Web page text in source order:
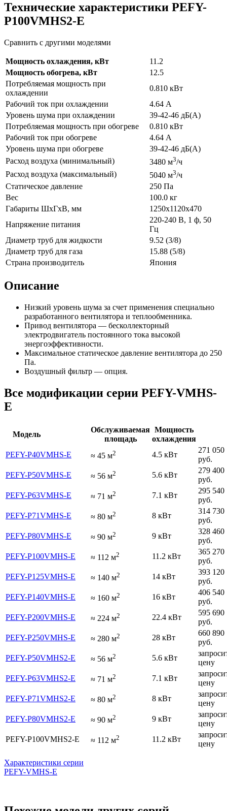
Технические характеристики PEFY-
P100VMHS2-E
Сравнить с другими моделями
Мощность охлаждения, кВт
11.2
Мощность обогрева, кВт
12.5
Потребляемая мощность при
охлаждении
0.810 кВт
Рабочий ток при охлаждении
4.64 А
Уровень шума при охлаждении
39-42-46 дБ(А)
Потребляемая мощность при обогреве
0.810 кВт
Рабочий ток при обогреве
4.64 А
Уровень шума при обогреве
39-42-46 дБ(А)
Расход воздуха (минимальный)
3480 м3/ч
Расход воздуха (максимальный)
5040 м3/ч
Статическое давление
250 Па
Вес
100.0 кг
Габариты ШхГхВ, мм
1250x1120x470
Напряжение питания
220-240 В, 1 ф, 50
Гц
Диаметр труб для жидкости
9.52 (3/8)
Диаметр труб для газа
15.88 (5/8)
Страна производитель
Япония
Описание
Низкий уровень шума за счет применения специально
разработанного вентилятора и теплообменника.
Привод вентилятора — бесколлекторный
электродвигатель постоянного тока высокой
энергоэффективности.
Максимальное статическое давление вентилятора до 250
Па.
Воздушный фильтр — опция.
Все модификации серии PEFY-VMHS-
E
Модель
Обслуживаемая
площадь
Мощность
охлаждения
PEFY-P40VMHS-E
≈ 45 м2 4.5 кВт
271 050
руб.
PEFY-P50VMHS-E
≈ 56 м2 5.6 кВт
279 400
руб.
PEFY-P63VMHS-E
≈ 71 м2 7.1 кВт
295 540
руб.
PEFY-P71VMHS-E
≈ 80 м2 8 кВт
314 730
руб.
PEFY-P80VMHS-E
≈ 90 м2 9 кВт
328 460
руб.
PEFY-P100VMHS-E
≈ 112 м2 11.2 кВт
365 270
руб.
PEFY-P125VMHS-E
≈ 140 м2 14 кВт
393 120
руб.
PEFY-P140VMHS-E
≈ 160 м2 16 кВт
406 540
руб.
PEFY-P200VMHS-E
≈ 224 м2 22.4 кВт
595 690
руб.
PEFY-P250VMHS-E
≈ 280 м2 28 кВт
660 890
руб.
PEFY-P50VMHS2-E
≈ 56 м2 5.6 кВт
цену
PEFY-P63VMHS2-E
≈ 71 м2 7.1 кВт
цену
PEFY-P71VMHS2-E
≈ 80 м2 8 кВт
цену
PEFY-P80VMHS2-E
≈ 90 м2 9 кВт
цену
PEFY-P100VMHS2-E
≈ 112 м2 11.2 кВт
цену
Характеристики серии
PEFY-VMHS-E